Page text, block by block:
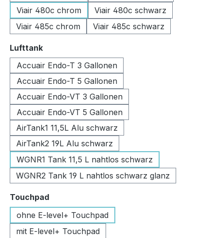
Viair 480c chrom
Viair 480c schwarz
Viair 485c chrom
Viair 485c schwarz
Lufttankauswählen
Accuair Endo-T 3 Gallonen
Accuair Endo-T 5 Gallonen
Accuair Endo-VT 3 Gallonen
Accuair Endo-VT 5 Gallonen
AirTank1 11,5L Alu schwarz
AirTank2 19L Alu schwarz
WGNR1 Tank 11,5 L nahtlos schwarz
WGNR2 Tank 19 L nahtlos schwarz glanz
Touchpadauswählen
ohne E-level+ Touchpad
mit E-level+ Touchpad